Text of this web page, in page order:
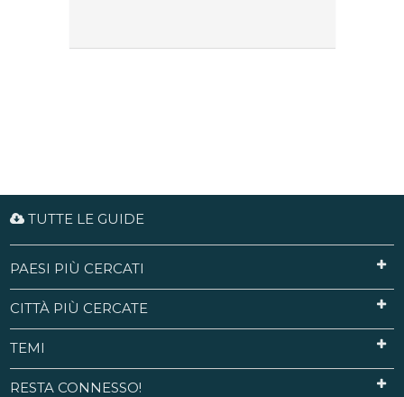
TUTTE LE GUIDE
PAESI PIÙ CERCATI
CITTÀ PIÙ CERCATE
TEMI
RESTA CONNESSO!